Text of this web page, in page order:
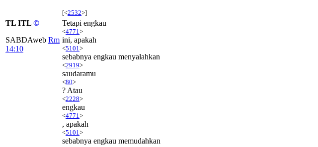
[<2532>]
TL ITL ©
SABDAweb Rm
14:10
Tetapi engkau
<4771 >
ini, apakah
<5101 >
sebabnya engkau menyalahkan
<2919>
saudaramu
<80>
? Atau
<2228>
engkau
<4771 >
, apakah
<5101 >
sebabnya engkau memudahkan